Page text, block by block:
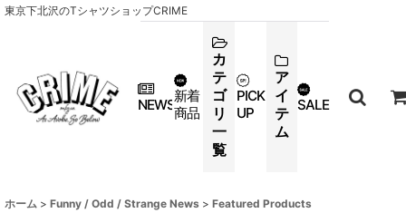
東京下北沢のTシャツショップCRIME
NEWS新着
商品
カ
テ
ゴ
リ
一
覧
PICK
UP
ア
イ
テ
ム
SALE
ホーム > Funny / Odd / Strange News > Featured Products